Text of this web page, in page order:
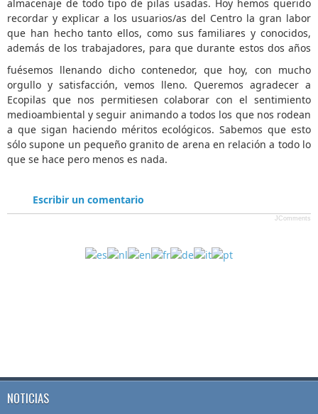
t
e
almacenaje de todo tipo de pilas usadas. Hoy hemos querido
recordar y explicar a los usuarios/as del Centro la gran labor
que han hecho tanto ellos, como sus familiares y conocidos,
además de los trabajadores, paraque durante estos dos años
fuésemos llenando dicho contenedor, que hoy, con mucho
orgullo y satisfacción, vemos lleno. Queremos agradecer a
Ecopilas que nos permitiesen colaborar con el sentimiento
medioambiental y seguir animando a todos los que nos rodean
a que sigan haciendo méritos ecológicos. Sabemos que esto
sólo supone un pequeño granito de arena en relación a todo lo
que se hace pero menos es nada.
Escribir un comentario
JComments
NOTICIAS